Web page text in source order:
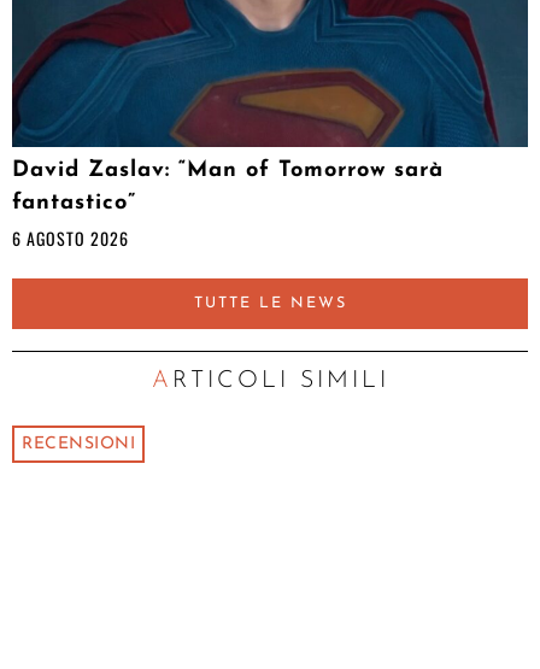
David Zaslav: “Man of Tomorrow sarà
fantastico”
6 AGOSTO 2026
TUTTE LE NEWS
ARTICOLI SIMILI
RECENSIONI